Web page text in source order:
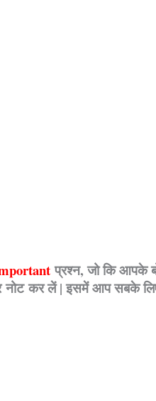
प्रश्न, जो कि आपके
कर लें | इसमें आप सबके